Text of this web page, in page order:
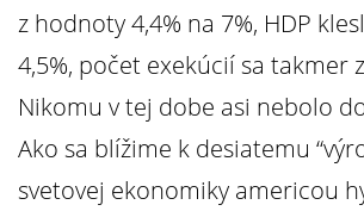
z hodnoty 4,4% na 7%, HDP
4,5%, počet exekúcií sa takmer
Nikomu v tej dobe asi nebolo
Ako sa blížime k desiatemu
svetovej ekonomiky americou